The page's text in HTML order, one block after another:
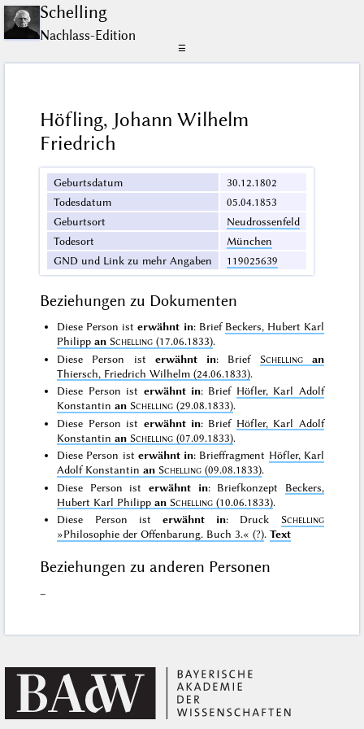
Schelling
Nachlass-Edition
☰
Höfling, Johann Wilhelm
Friedrich
Geburtsdatum
30.12.1802
Todesdatum
05.04.1853
Geburtsort
Neudrossenfeld
Todesort
München
GND und Link zu mehr Angaben
119025639
Beziehungen zu Dokumenten
Diese Person isterwähnt in: Brief Beckers, Hubert Karl
Philippan Schelling (17.06.1833).
Diese Person ist erwähnt in: Brief Schelling
an
Thiersch, Friedrich Wilhelm (24.06.1833).
Diese Person ist erwähnt in: Brief Höfler, Karl Adolf
Konstantinan Schelling (29.08.1833).
Diese Person ist erwähnt in: Brief Höfler, Karl Adolf
Konstantinan Schelling (07.09.1833).
Diese Person ist erwähnt in: Brieffragment Höfler, Karl
Adolf Konstantinan Schelling (09.08.1833).
Diese Person ist erwähnt in: Briefkonzept Beckers,
Hubert Karl Philippan Schelling (10.06.1833).
Diese Person ist erwähnt in: Druck Schelling
»Philosophie der Offenbarung. Buch 3.« (?).Text
Beziehungen zu anderen Personen
–